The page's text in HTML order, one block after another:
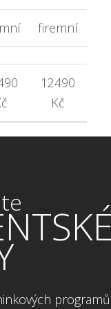
firemní
12490
Kč
programů